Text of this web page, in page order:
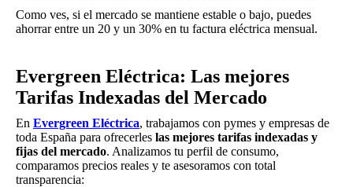
Como ves, si el mercado se mantiene estable o bajo, puedes
ahorrar entre un 20 y un 30% en tu factura eléctrica mensual.
Evergreen Eléctrica: Las mejores
Tarifas Indexadas del Mercado
En Evergreen Eléctrica, trabajamos con pymes y empresas de
toda España para ofrecerles las mejores tarifas indexadas y
fijas del mercado. Analizamos tu perfil de consumo,
comparamos precios reales y te asesoramos con total
transparencia: